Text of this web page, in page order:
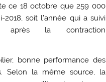
ce 18 octobre que 259 000
soit l’année qui a suivi
après la contraction
bonne performance des
Selon la même source, la